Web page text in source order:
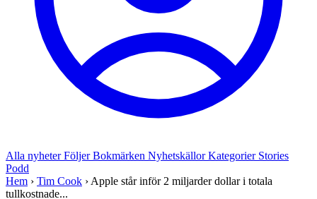
Alla nyheterFöljerBokmärken NyhetskällorKategorier Stories
Podd
Hem › Tim Cook › Apple står inför 2 miljarder dollar i totala
tullkostnade...